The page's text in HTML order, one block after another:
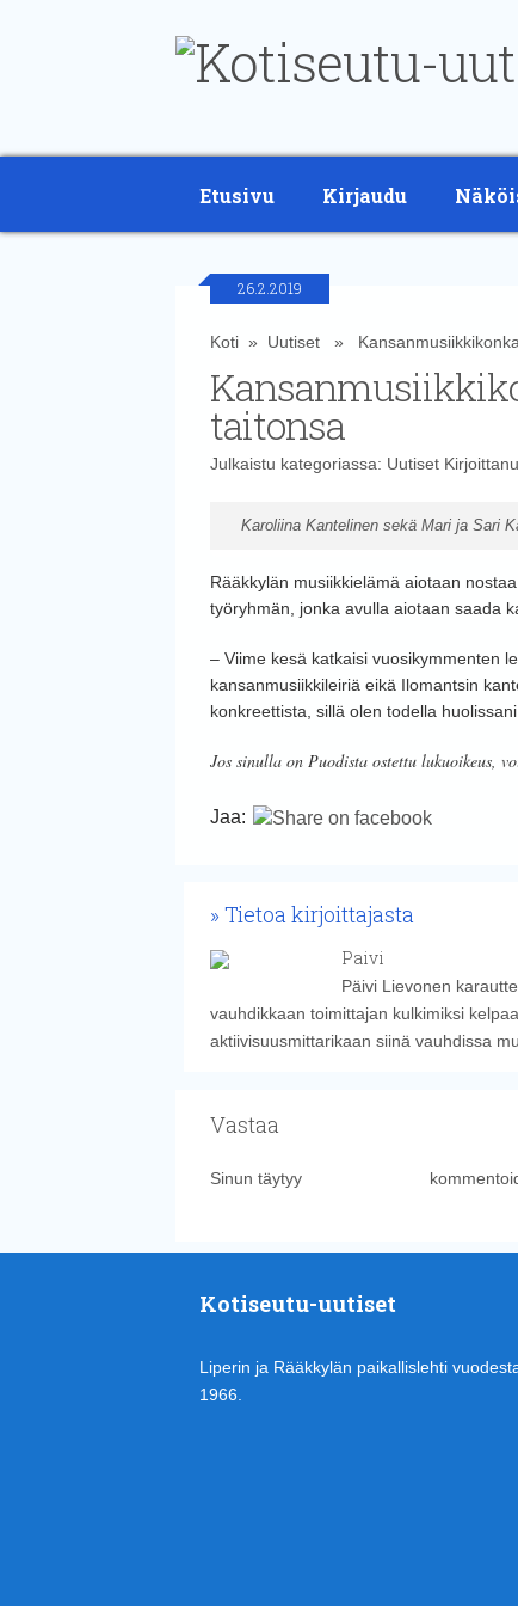
Etusivu Kirjaudu
26.2.2019
Koti» Uutiset»
taitonsa
Julkaistu kategoriassa: Uutiset
Karoliina Kantelinen sekä Mari ja Sari
Rääkkylän musiikkielämä aiotaan
työryhmän, jonka avulla aiotaan saada
– Viime kesä katkaisi vuosikymmenten
kansanmusiikkileiriä eikä Ilomantsin
konkreettista, sillä olen todella
Jos sinulla on Puodista ostettu lukuoikeus,
Jaa:
Tietoa kirjoittajasta
Paivi
Päivi Lievonen
vauhdikkaan toimittajan kulkimiksi
aktiivisuusmittarikaan siinä vauhdissa
Vastaa
Sinun täytyy
Kotiseutu-uutiset
Liperin ja Rääkkylän paikallislehti
1966.